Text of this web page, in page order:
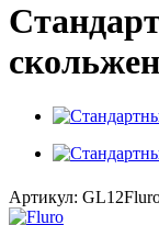
Артикул: